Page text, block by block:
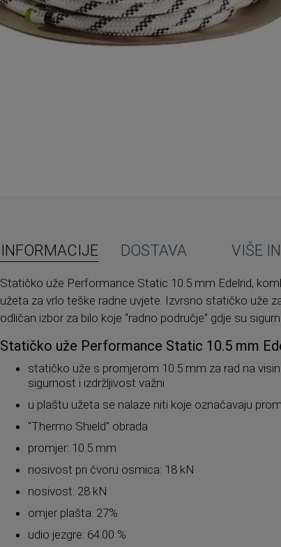
INFORMACIJE
Statičko uže Performance Static 10.5 mm Edelrid,
užeta za vrlo teške radne uvjete. Izvrsno statičko uže
odličan izbor za bilo koje “radno područje” gdje su
Statičko uže Performance Static 10.5 mm
statičko uže s promjerom 10.5 mm za rad na
sigurnost i izdržljivost važni
u plaštu užeta se nalaze niti koje označavaju
"Thermo Shield" obrada
promjer: 10.5 mm
nosivost pri čvoru osmica: 18 kN
nosivost: 28 kN
omjer plašta: 27%
udio jezgre: 64.00 %
DOSTAVA VIŠE